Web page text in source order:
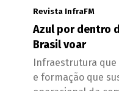
Revista InfraFM
Azul por dentro
Brasil voar
Infraestrutura
e formação que